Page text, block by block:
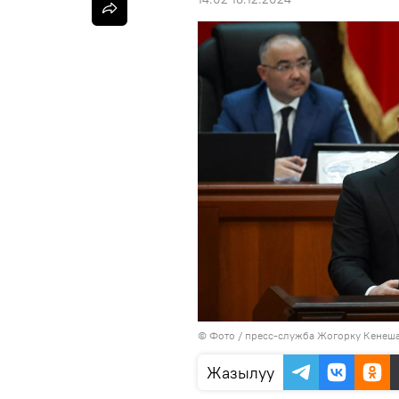
© Фото / пресс-служба Жогорку
Жазылуу